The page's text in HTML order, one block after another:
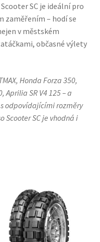
SC je ideální pro
zaměřením – hodí se
v městském
občasné výlety
Honda Forza 350,
Aprilia SR V4 125 – a
odpovídajícími rozměry
Scooter SC je vhodná i